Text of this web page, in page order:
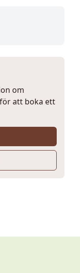
om
för att boka ett